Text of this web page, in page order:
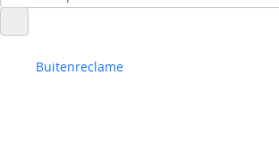
Buitenreclame